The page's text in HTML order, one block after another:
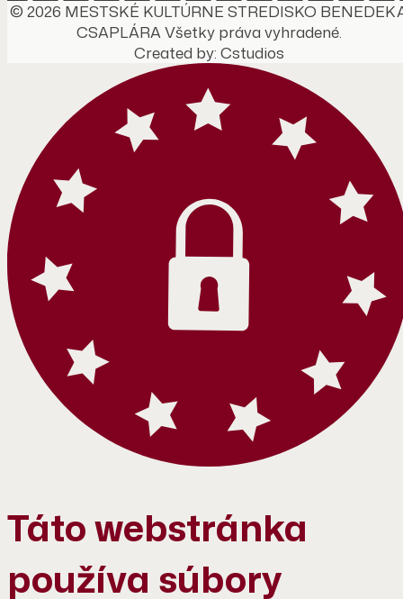
© 2026 MESTSKÉ KULTÚRNE STREDISKO
CSAPLÁRA Všetky práva vyhradené.
Created by: Cstudios
Táto webstránka
používa súbory